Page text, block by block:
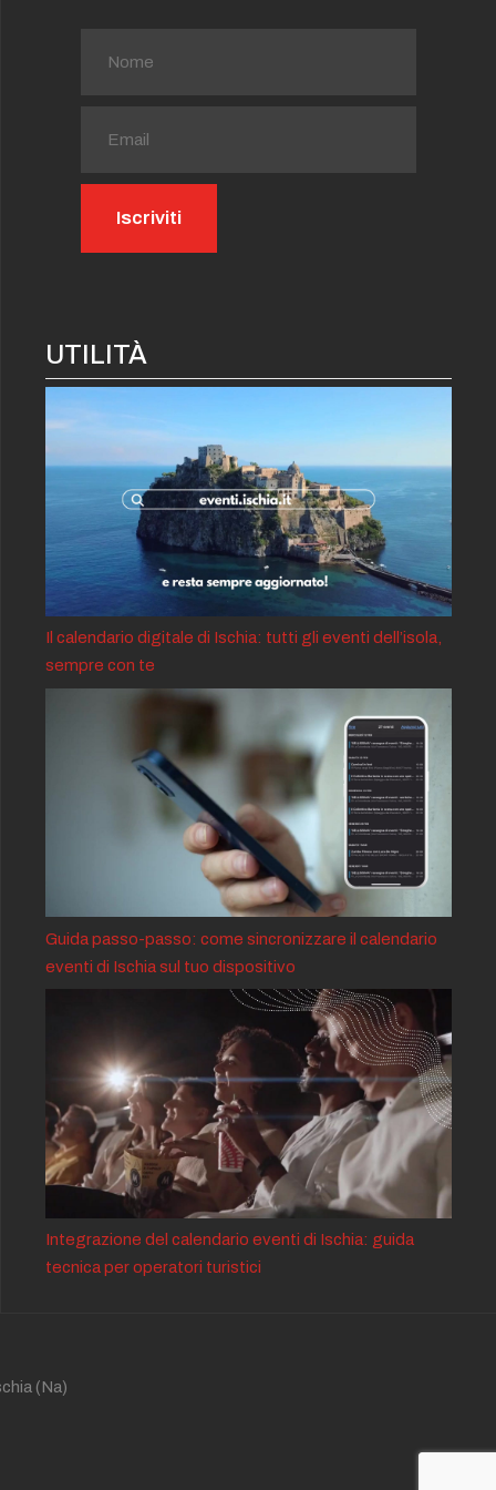
UTILITÀ
Il calendario digitale di Ischia: tutti gli eventi dell’isola,
sempre con te
Guida passo-passo: come sincronizzare il calendario
eventi di Ischia sul tuo dispositivo
Integrazione del calendario eventi di Ischia: guida
tecnica per operatori turistici
(Na)